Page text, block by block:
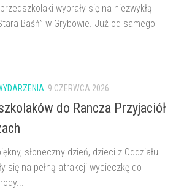
wybrały się na niezwykłą
Baśń” w Grybowie. Już od samego
9 CZERWCA 2026
do Rancza Przyjaciół
słoneczny dzień, dzieci z Oddziału
się na pełną atrakcji wycieczkę do